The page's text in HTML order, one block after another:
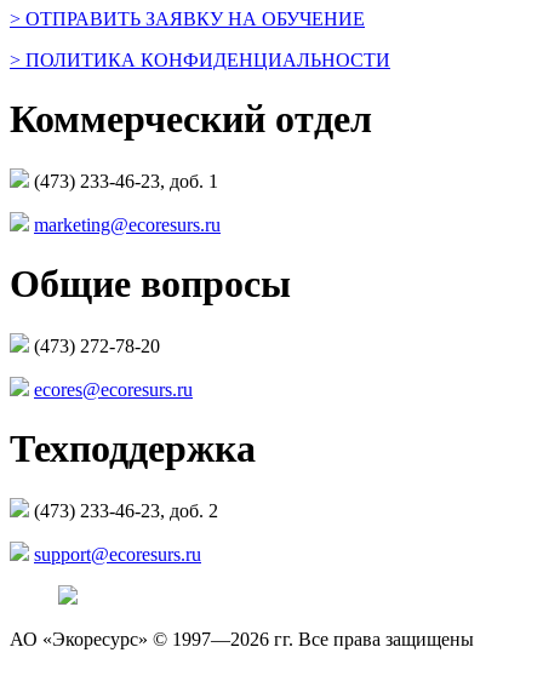
> ОТПРАВИТЬ ЗАЯВКУ НА ОБУЧЕНИЕ
> ПОЛИТИКА КОНФИДЕНЦИАЛЬНОСТИ
Коммерческий отдел
(473) 233-46-23, доб. 1
marketing@ecoresurs.ru
Общие вопросы
(473) 272-78-20
ecores@ecoresurs.ru
Техподдержка
(473) 233-46-23, доб. 2
support@ecoresurs.ru
АО «Экоресурс» © 1997—2026 гг. Все права защищены